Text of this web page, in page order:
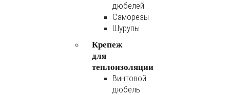
дюбелей
Саморезы
Шурупы
Крепеж
для
теплоизоляции
Винтовой
дюбель